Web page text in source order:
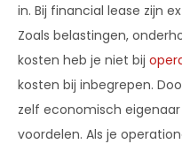
in. Bij financial lease zijn
Zoals belastingen,
kosten heb je niet bij
kosten bij inbegrepen.
zelf economisch
voordelen. Als je